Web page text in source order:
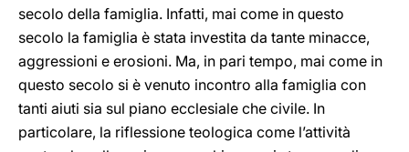
secolo della famiglia. Infatti, mai come in questo
secolo la famiglia è stata investita da tante minacce,
aggressioni e erosioni. Ma, in pari tempo, mai come in
questo secolo si è venuto incontro alla famiglia con
tanti aiuti sia sul piano ecclesiale che civile. In
particolare, la riflessione teologica come l’attività